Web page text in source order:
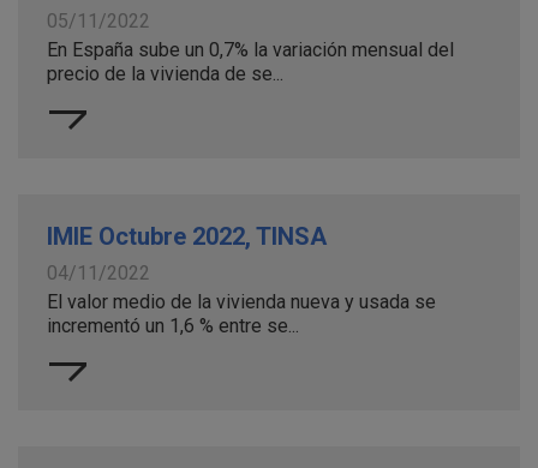
05/11/2022
En España sube un 0,7% la variación mensual del
precio de la vivienda de se...
IMIE Octubre 2022, TINSA
04/11/2022
El valor medio de la vivienda nueva y usada se
incrementó un 1,6 % entre se...